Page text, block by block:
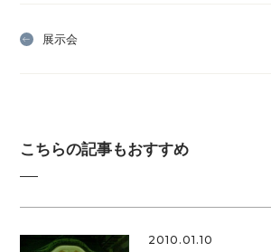
展示会
こちらの記事もおすすめ
2010.01.10